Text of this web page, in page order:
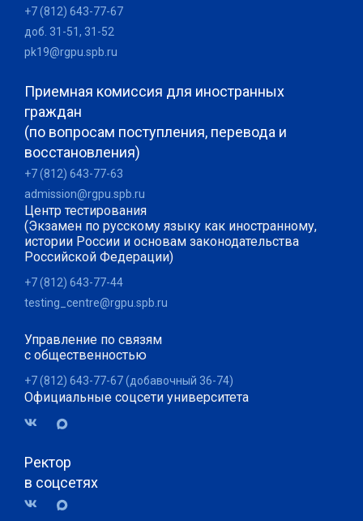
+7 (812) 643-77-67
доб. 31-51, 31-52
pk19@rgpu.spb.ru
Приемная комиссия для иностранных
граждан
(по вопросам поступления, перевода и
восстановления)
+7 (812) 643-77-63
admission@rgpu.spb.ru
Центр тестирования
(Экзамен по русскому языку как иностранному,
истории России и основам законодательства
Российской Федерации)
+7 (812) 643-77-44
testing_centre@rgpu.spb.ru
Управление по связям
с общественностью
+7 (812) 643-77-67 (добавочный 36-74)
Официальные соцсети университета
Ректор
в соцсетях